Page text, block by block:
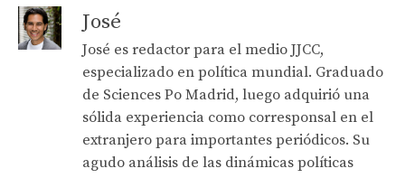
José
José es redactor para el medio JJCC,
especializado en política mundial. Graduado
de Sciences Po Madrid, luego adquirió una
sólida experiencia como corresponsal en el
extranjero para importantes periódicos. Su
agudo análisis de las dinámicas políticas